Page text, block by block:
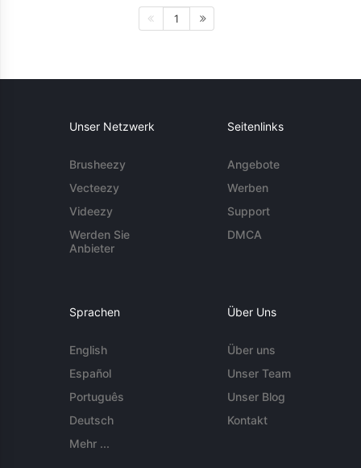
1
Unser Netzwerk
Brusheezy
Vecteezy
Videezy
Werden Sie
Anbieter
Seitenlinks
Angebote
Werben
Support
DMCA
Sprachen
English
Español
Português
Deutsch
Mehr ...
Über Uns
Über uns
Unser Team
Unser Blog
Kontakt